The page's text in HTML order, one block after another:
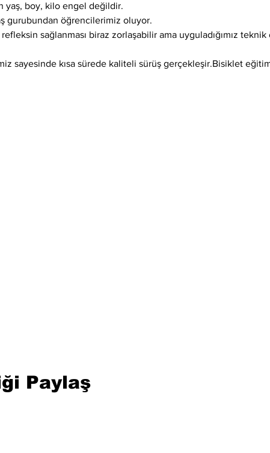
yaş, boy, kilo engel değildir.
gurubundan öğrencilerimiz oluyor.
sağlanması biraz zorlaşabilir ama uyguladığımız
sayesinde kısa sürede kaliteli sürüş gerçekleşir.Bisiklet eğitimi
Paylaş